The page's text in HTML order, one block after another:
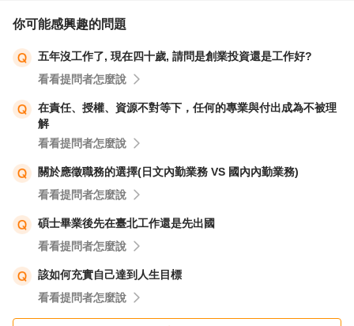
嘗試在自己的履歷中突顯你已經獲得的證照和將來打算取得
4.職缺與工作需求機會：你可以考慮應徵環安衛相關的公
司，但要注意選擇符合自己專業背景和興趣的公司。可以透
過在網路上尋找相關職缺，或者透過人脈關係和求職平台尋
找適合的工作機會。在應徵時，注意檢查自己的履歷和自
傳，以確保它們符合該職位的要求和期望。此外，也可以考
慮參加一些勞動部台灣就業通職業訓練或在職課程，提升自
己的求職能力和自信心。
你可能感興趣的問題
五年沒工作了, 現在四十歲, 請問是創業投資還是工作好?
看看提問者怎麼說
在責任、授權、資源不對等下，任何的專業與付出成為不被理
解
看看提問者怎麼說
關於應徵職務的選擇(日文內勤業務 VS 國內內勤業務)
看看提問者怎麼說
碩士畢業後先在臺北工作還是先出國
看看提問者怎麼說
該如何充實自己達到人生目標
看看提問者怎麼說